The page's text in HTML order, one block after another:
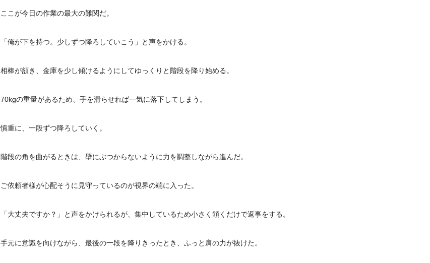
ここが今日の作業の最大の難関だ。
「俺が下を持つ。少しずつ降ろしていこう」と声をかける。
相棒が頷き、金庫を少し傾けるようにしてゆっくりと階段を降り始める。
70kgの重量があるため、手を滑らせれば一気に落下してしまう。
慎重に、一段ずつ降ろしていく。
階段の角を曲がるときは、壁にぶつからないように力を調整しながら進んだ。
ご依頼者様が心配そうに見守っているのが視界の端に入った。
「大丈夫ですか？」と声をかけられるが、集中しているため小さく頷くだけで返事をする。
手元に意識を向けながら、最後の一段を降りきったとき、ふっと肩の力が抜けた。